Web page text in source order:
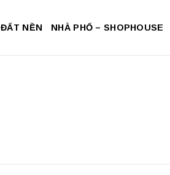
ĐẤT NỀN NHÀ PHỐ – SHOPHOUSE